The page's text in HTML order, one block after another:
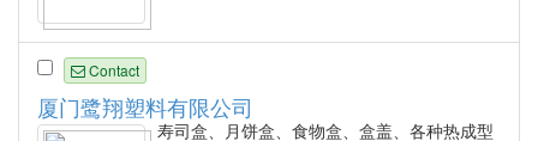
Contact
厦门鹭翔塑料有限公司
寿司盒、月饼盒、食物盒、盒盖、各种热成型